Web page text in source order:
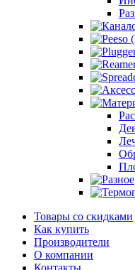
Товары со скидками
Как купить
Производители
О компании
Контакты